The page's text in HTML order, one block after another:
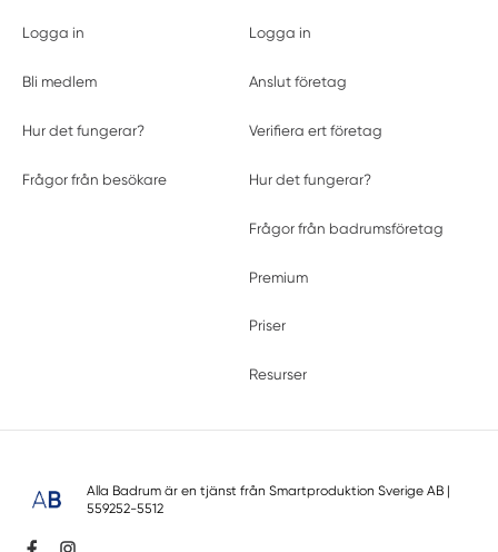
Logga in
Bli medlem
Hur det fungerar?
Frågor från besökare
Logga in
Anslut företag
Verifiera ert företag
Hur det fungerar?
Frågor från badrumsföretag
Premium
Priser
Resurser
Alla Badrum är en tjänst från Smartproduktion Sverige AB|
559252-5512